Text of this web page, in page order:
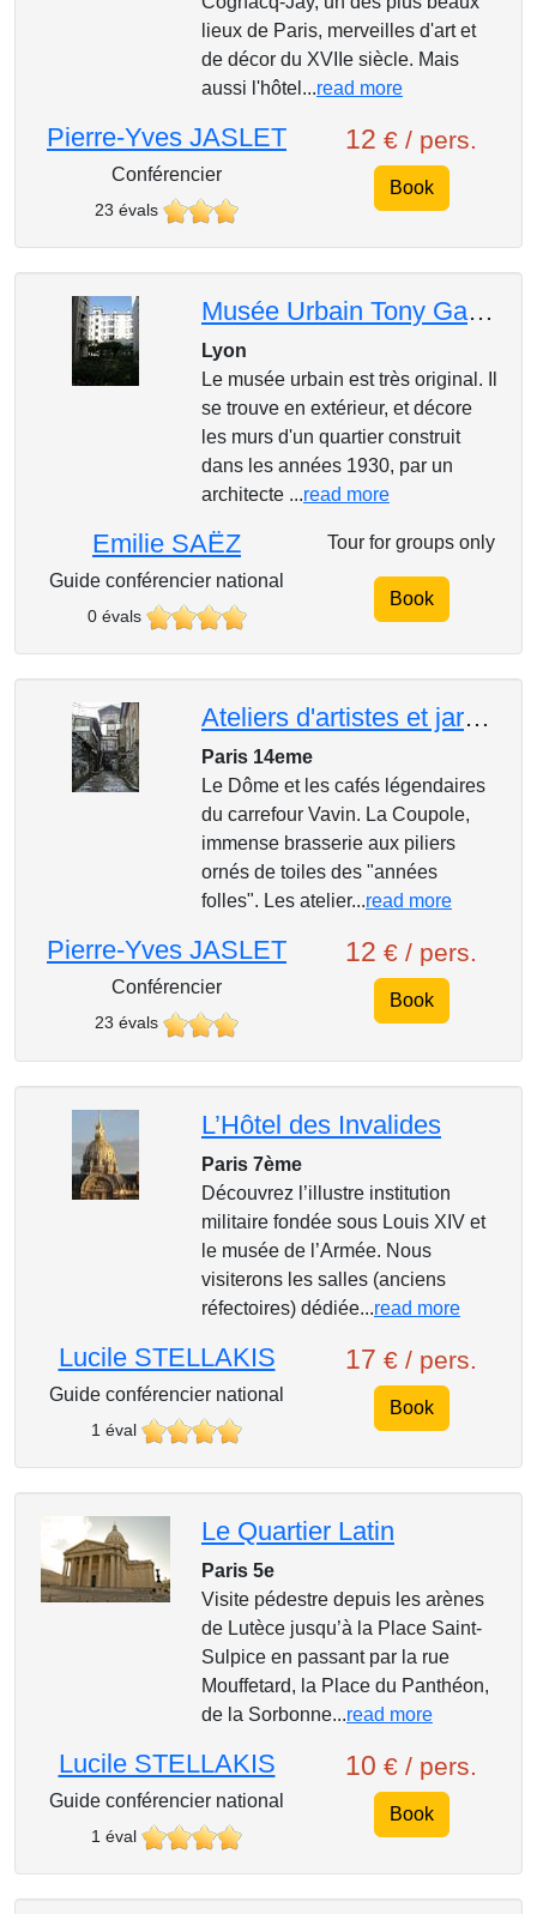
lieux de Paris, merveilles d'art et
de décor du XVIIe siècle. Mais
aussi l'hôtel...read more
Pierre-Yves JASLET
Conférencier
23 évals
12 € / pers.
Book
Musée Urbain Tony Garnier
Lyon
Le musée urbain est très original. Il
se trouve en extérieur, et décore
les murs d'un quartier construit
dans les années 1930, par un
architecte ...read more
Emilie SAËZ
Guide conférencier national
0 évals
Tour for groups only
Book
Ateliers d'artistes et jardins secrets de Montparnasse de l'atelier de « Foujita » à la maison de Br
Paris 14eme
Le Dôme et les cafés légendaires
du carrefour Vavin. La Coupole,
immense brasserie aux piliers
ornés de toiles des "années
folles". Les atelier...read more
Pierre-Yves JASLET
Conférencier
23 évals
12 € / pers.
Book
L’Hôtel des Invalides
Paris 7ème
Découvrez l’illustre institution
militaire fondée sous Louis XIV et
le musée de l’Armée. Nous
visiterons les salles (anciens
réfectoires) dédiée...read more
Lucile STELLAKIS
Guide conférencier national
1 éval
17 € / pers.
Book
Le Quartier Latin
Paris 5e
Visite pédestre depuis les arènes
de Lutèce jusqu’à la Place Saint-
Sulpice en passant par la rue
Mouffetard, la Place du Panthéon,
de la Sorbonne...read more
Lucile STELLAKIS
Guide conférencier national
1 éval
10 € / pers.
Book